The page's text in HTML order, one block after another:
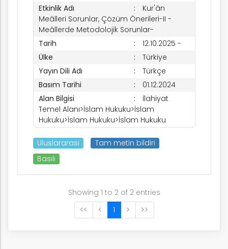
Etkinlik Adı
Kur'ân
Meâlleri Sorunlar, Çözüm Önerileri-II -
Meâllerde Metodolojik Sorunlar-
Tarih
12.10.2025 -
Ülke
Türkiye
Yayın Dili Adı
Türkçe
Basım Tarihi
01.12.2024
Alan Bilgisi
İlahiyat
Temel Alanı>İslam Hukuku>İslam
Hukuku>İslam Hukuku>İslam Hukuku
Uluslararası
Tam metin bildiri
Basılı
Showing 1 to 2 of 2 entries
<<
< 1 > >>